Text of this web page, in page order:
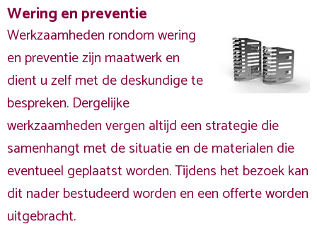
Wering en preventie
Werkzaamheden rondom wering
en preventie zijn maatwerk en
dient u zelf met de deskundige te
bespreken. Dergelijke
werkzaamheden vergen altijd een strategie die
samenhangt met de situatie en de materialen die
eventueel geplaatst worden. Tijdens het bezoek kan
dit nader bestudeerd worden en een offerte worden
uitgebracht.